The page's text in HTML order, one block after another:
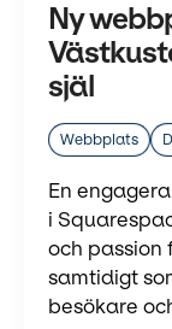
Ny
själ
Webbplats
En
i
och
samtidigt
besökare